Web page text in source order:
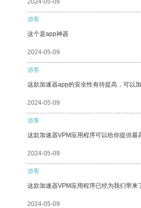
2024-05-09
游客
这个是app神器
2024-05-09
游客
这款加速器app的安全性有待提高，可以
2024-05-09
游客
这款加速器VPM应用程序可以给你提供最
2024-05-09
游客
这款加速器VPM应用程序已经为我们带来
2024-05-09